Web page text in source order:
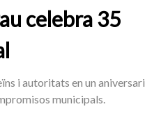
celebra 35
i autoritats en un aniversari
municipals.